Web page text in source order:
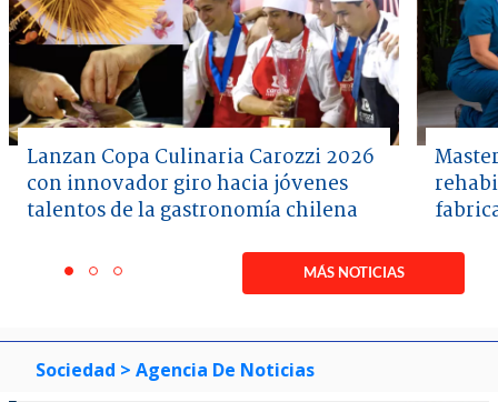
Lanzan Copa Culinaria Carozzi 2026
con innovador giro hacia jóvenes
talentos de la gastronomía chilena
itemitemitem
MÁS NOTICIAS
Sociedad > Agencia De Noticias